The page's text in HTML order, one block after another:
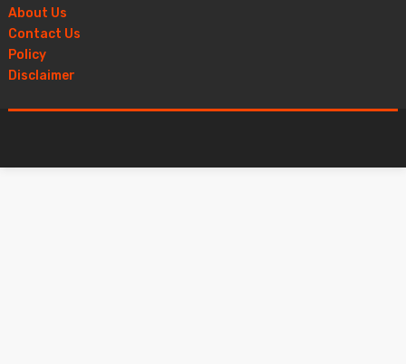
About Us
Contact Us
Policy
Disclaimer